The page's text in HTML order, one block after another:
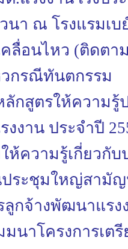
นา ณ โรงแรมเบ
คลื่อนไหว (ติดตา
กรณีทันตกรรม
กสูตรให้ความรู้
งาน ประจำปี
ห้ความรู้เกี่ยวกั
ระชุมใหญ่สามัญ
กจ้างพัฒนาแรง
นาโครงการเต